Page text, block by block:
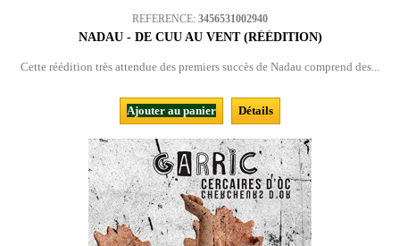
REFERENCE: 3456531002940
NADAU - DE CUU AU VENT (RÉÉDITION)
Cette réédition très attendue des premiers succès de Nadau comprend des...
Ajouter au panier Détails